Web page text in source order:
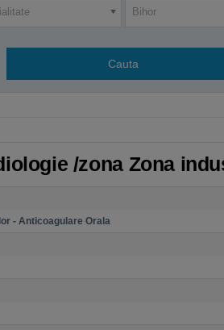
Bihor
/zona Zona
- Anticoagulare Orala